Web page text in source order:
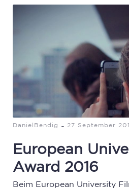
DanielBendig - 27 September
European
Award 2016
Beim European University